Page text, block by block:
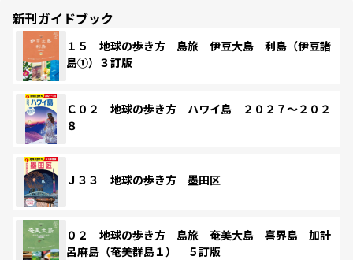
新刊ガイドブック
１５ 地球の歩き方 島旅 伊豆大島 利島（伊豆諸
島①）３訂版
Ｃ０２ 地球の歩き方 ハワイ島 ２０２７～２０２
８
Ｊ３３ 地球の歩き方 墨田区
０２ 地球の歩き方 島旅 奄美大島 喜界島 加計
呂麻島（奄美群島１） ５訂版